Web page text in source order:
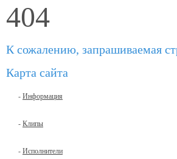
404
К сожалению, запрашиваемая
Карта сайта
- Информация
- Клипы
- Исполнители